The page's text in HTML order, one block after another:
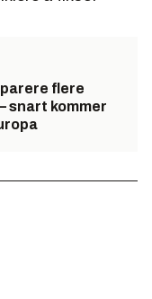
flere
snart kommer